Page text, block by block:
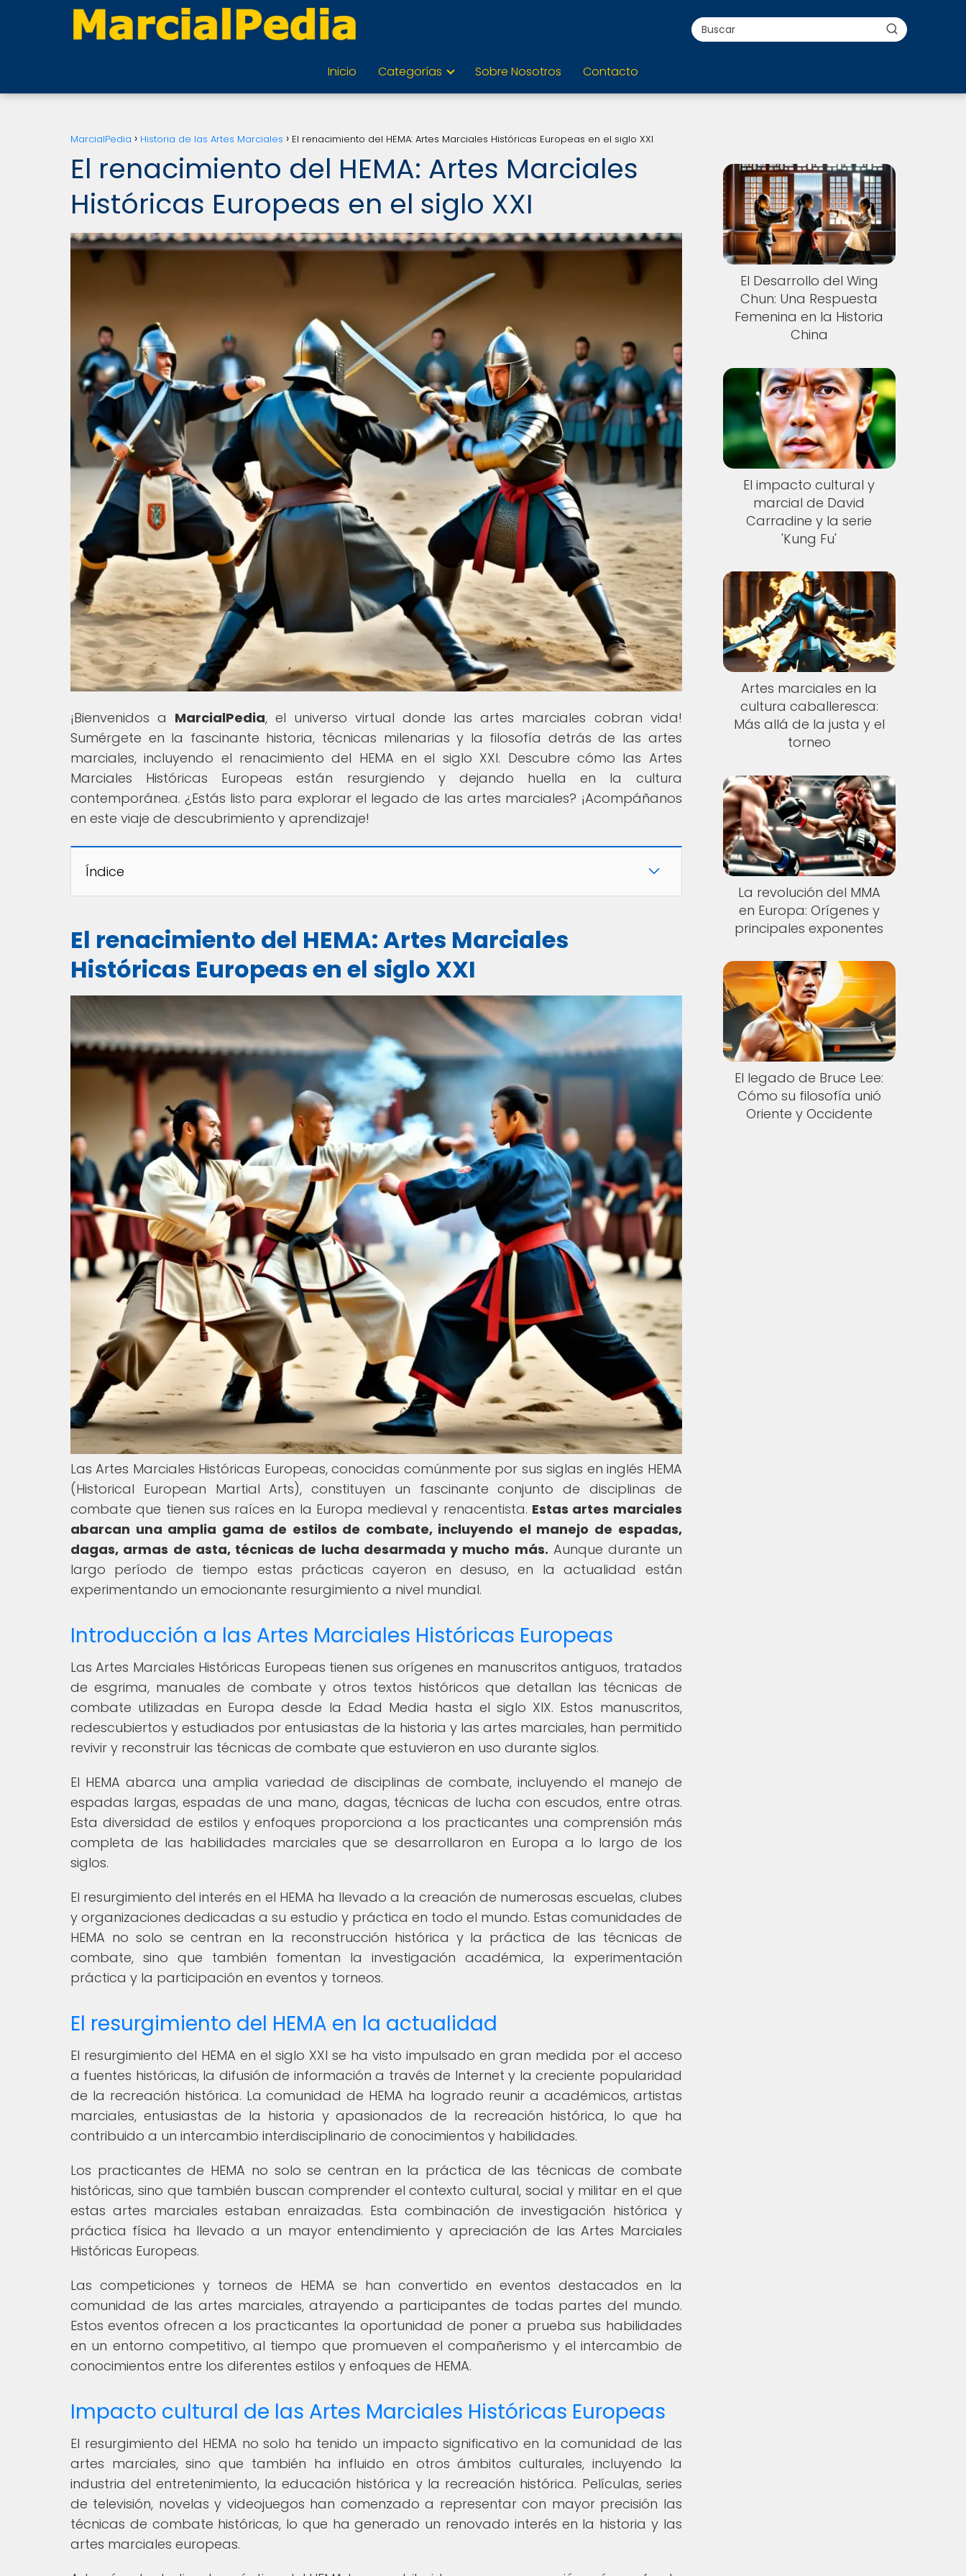
Inicio Categorías Sobre Nosotros Contacto
MarcialPedia Historia de las Artes Marciales El renacimiento del HEMA: Artes Marciales Históricas Europeas en el siglo XXI
El renacimiento del HEMA: Artes Marciales
Históricas Europeas en el siglo XXI
¡Bienvenidos a MarcialPedia, el universo virtual donde las artes marciales cobran vida!
Sumérgete en la fascinante historia, técnicas milenarias y la filosofía detrás de las artes
marciales, incluyendo el renacimiento del HEMA en el siglo XXI. Descubre cómo las Artes
Marciales Históricas Europeas están resurgiendo y dejando huella en la cultura
contemporánea. ¿Estás listo para explorar el legado de las artes marciales? ¡Acompáñanos
en este viaje de descubrimiento y aprendizaje!
Índice
El renacimiento del HEMA: Artes Marciales
Históricas Europeas en el siglo XXI
Las Artes Marciales Históricas Europeas, conocidas comúnmente por sus siglas en inglés HEMA
(Historical European Martial Arts), constituyen un fascinante conjunto de disciplinas de
combate que tienen sus raíces en la Europa medieval y renacentista. Estas artes marciales
abarcan una amplia gama de estilos de combate, incluyendo el manejo de espadas,
dagas, armas de asta, técnicas de lucha desarmada y mucho más. Aunque durante un
largo período de tiempo estas prácticas cayeron en desuso, en la actualidad están
experimentando un emocionante resurgimiento a nivel mundial.
Introducción a las Artes Marciales Históricas Europeas
Las Artes Marciales Históricas Europeas tienen sus orígenes en manuscritos antiguos, tratados
de esgrima, manuales de combate y otros textos históricos que detallan las técnicas de
combate utilizadas en Europa desde la Edad Media hasta el siglo XIX. Estos manuscritos,
redescubiertos y estudiados por entusiastas de la historia y las artes marciales, han permitido
revivir y reconstruir las técnicas de combate que estuvieron en uso durante siglos.
El HEMA abarca una amplia variedad de disciplinas de combate, incluyendo el manejo de
espadas largas, espadas de una mano, dagas, técnicas de lucha con escudos, entre otras.
Esta diversidad de estilos y enfoques proporciona a los practicantes una comprensión más
completa de las habilidades marciales que se desarrollaron en Europa a lo largo de los
siglos.
El resurgimiento del interés en el HEMA ha llevado a la creación de numerosas escuelas, clubes
y organizaciones dedicadas a su estudio y práctica en todo el mundo. Estas comunidades de
HEMA no solo se centran en la reconstrucción histórica y la práctica de las técnicas de
combate, sino que también fomentan la investigación académica, la experimentación
práctica y la participación en eventos y torneos.
El resurgimiento del HEMA en la actualidad
El resurgimiento del HEMA en el siglo XXI se ha visto impulsado en gran medida por el acceso
a fuentes históricas, la difusión de información a través de Internet y la creciente popularidad
de la recreación histórica. La comunidad de HEMA ha logrado reunir a académicos, artistas
marciales, entusiastas de la historia y apasionados de la recreación histórica, lo que ha
contribuido a un intercambio interdisciplinario de conocimientos y habilidades.
Los practicantes de HEMA no solo se centran en la práctica de las técnicas de combate
históricas, sino que también buscan comprender el contexto cultural, social y militar en el que
estas artes marciales estaban enraizadas. Esta combinación de investigación histórica y
práctica física ha llevado a un mayor entendimiento y apreciación de las Artes Marciales
Históricas Europeas.
Las competiciones y torneos de HEMA se han convertido en eventos destacados en la
comunidad de las artes marciales, atrayendo a participantes de todas partes del mundo.
Estos eventos ofrecen a los practicantes la oportunidad de poner a prueba sus habilidades
en un entorno competitivo, al tiempo que promueven el compañerismo y el intercambio de
conocimientos entre los diferentes estilos y enfoques de HEMA.
Impacto cultural de las Artes Marciales Históricas Europeas
El resurgimiento del HEMA no solo ha tenido un impacto significativo en la comunidad de las
artes marciales, sino que también ha influido en otros ámbitos culturales, incluyendo la
industria del entretenimiento, la educación histórica y la recreación histórica. Películas, series
de televisión, novelas y videojuegos han comenzado a representar con mayor precisión las
técnicas de combate históricas, lo que ha generado un renovado interés en la historia y las
artes marciales europeas.
El Desarrollo del Wing
Chun: Una Respuesta
Femenina en la Historia
China
El impacto cultural y
marcial de David
Carradine y la serie
'Kung Fu'
Artes marciales en la
cultura caballeresca:
Más allá de la justa y el
torneo
La revolución del MMA
en Europa: Orígenes y
principales exponentes
El legado de Bruce Lee:
Cómo su filosofía unió
Oriente y Occidente